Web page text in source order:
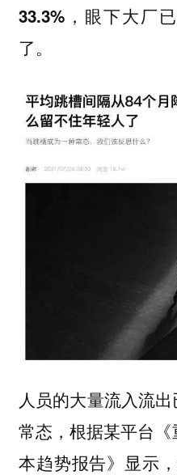
33.3%，眼下大厂
了。
人员的大量流入流
常态 ，根据某平台
本趋势报告》显示